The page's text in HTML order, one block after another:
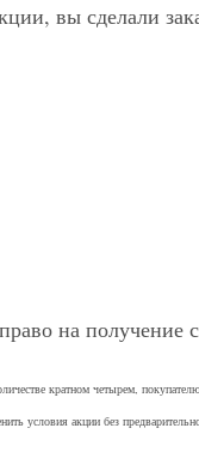
вы сделали
на получение
кратном четырем, покупателю
условия акции без